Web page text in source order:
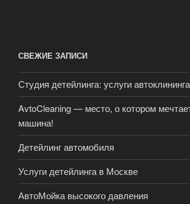
СВЕЖИЕ ЗАПИСИ
Студия детейлинга: услуги автоклининга
AvtoCleaning — место, о котором
машина!
Детейлинг автомобиля
Услуги детейлинга в Москве
АвтоМойка высокого давления